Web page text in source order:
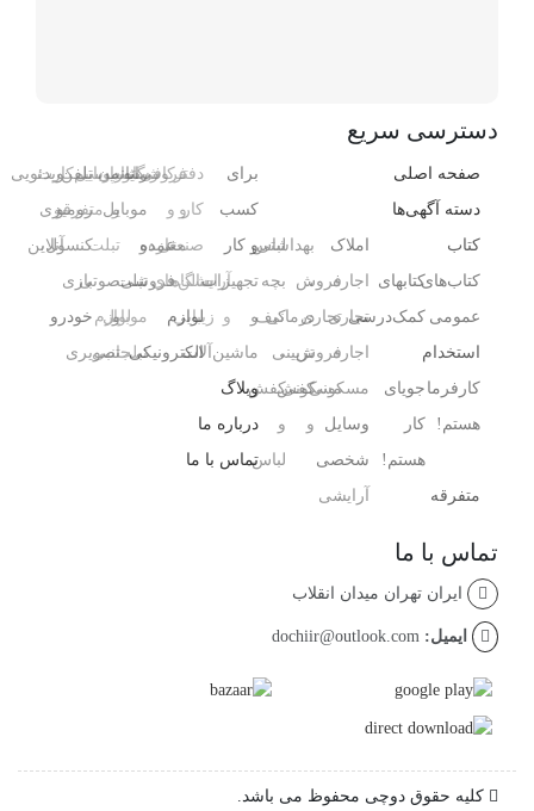
دسترسی سریع
صفحه اصلی
دسته آگهی‌ها
کتاب
کتاب‌های
عمومی
کتابهای
کمک‌درسی
استخدام
کارفرما
هستم!
جویای
کار
هستم!
متفرقه
املاک
اجاره
تجاری
اجاره
مسکونی
فروش
تجاری
فروش
مسکونی
وسایل
شخصی
آرایشی ،
بهداشتی
،
درمانی
تزیینی
کفش
و
لباس
بچه
کیف
،
کفش
و
لباس
برای
کسب
و کار
تجهیزات
و
ماشین‌آلات
آرایشگاه
و
سالن‌های
زیبایی
دفتر
کار
صنعتی
فروشگاه
و
مغازه
کافی‌شاپ
و
رستوران
عمده
فروشی
لوازم
الکترونیکی
رایانه
موبایل
و
تبلت
موبایل
تبلت
لوازم
جانبی
موبایل
و
تبلت
سیم‌کارت
متفرقه
صوتی
و
تصویری
تلفن
رومیزی
کنسول،
بازی‌
ویدئویی
و
آنلاین
خودرو
وبلاگ
درباره ما
تماس با ما
تماس با ما
ایران تهران میدان انقلاب
ایمیل: dochiir@outlook.com
کلیه حقوق دوچی محفوظ می باشد.